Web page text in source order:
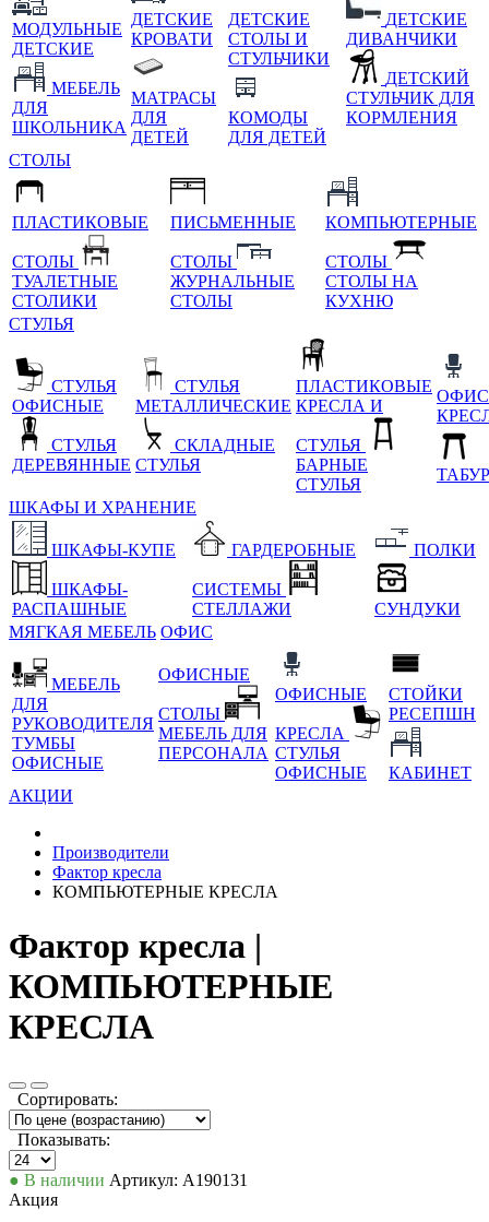
МОДУЛЬНЫЕ
ДЕТСКИЕ
МЕБЕЛЬ
ДЛЯ
ШКОЛЬНИКА
ДЕТСКИЕ
КРОВАТИ
МАТРАСЫ
ДЛЯ
ДЕТЕЙ
ДЕТСКИЕ
СТОЛЫ И
СТУЛЬЧИКИ
КОМОДЫ
ДЛЯ ДЕТЕЙ
ДЕТСКИЕ
ДИВАНЧИКИ
ДЕТСКИЙ
СТУЛЬЧИК ДЛЯ
КОРМЛЕНИЯ
СТОЛЫ
ПЛАСТИКОВЫЕ
СТОЛЫ
ТУАЛЕТНЫЕ
СТОЛИКИ
ПИСЬМЕННЫЕ
СТОЛЫ
ЖУРНАЛЬНЫЕ
СТОЛЫ
КОМПЬЮТЕРНЫЕ
СТОЛЫ
СТОЛЫ НА
КУХНЮ
СТУЛЬЯ
СТУЛЬЯ
ОФИСНЫЕ
СТУЛЬЯ
ДЕРЕВЯННЫЕ
СТУЛЬЯ
МЕТАЛЛИЧЕСКИЕ
СКЛАДНЫЕ
СТУЛЬЯ
ПЛАСТИКОВЫЕ
КРЕСЛА И
СТУЛЬЯ
БАРНЫЕ
СТУЛЬЯ
ШКАФЫ И ХРАНЕНИЕ
ШКАФЫ-КУПЕ
ШКАФЫ-
РАСПАШНЫЕ
ГАРДЕРОБНЫЕ
СИСТЕМЫ
СТЕЛЛАЖИ
ПОЛКИ
СУНДУКИ
МЯГКАЯ МЕБЕЛЬ ОФИС
МЕБЕЛЬ
ДЛЯ
РУКОВОДИТЕЛЯ
ТУМБЫ
ОФИСНЫЕ
ОФИСНЫЕ
СТОЛЫ
МЕБЕЛЬ ДЛЯ
ПЕРСОНАЛА
ОФИСНЫЕ
КРЕСЛА
СТУЛЬЯ
ОФИСНЫЕ
СТОЙКИ
РЕСЕПШН
КАБИНЕТ
АКЦИИ
Производители
Фактор кресла
КОМПЬЮТЕРНЫЕ КРЕСЛА
Фактор кресла |
КОМПЬЮТЕРНЫЕ
КРЕСЛА
Сортировать:
Показывать:
● В наличии Артикул: А190131
Акция